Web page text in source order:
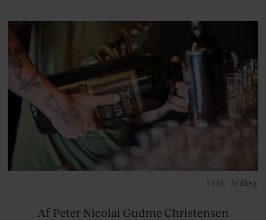
Foto: Ardbeg
Af Peter Nicolai Gudme Christensen